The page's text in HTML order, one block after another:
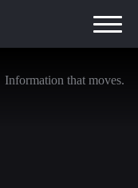
Information that moves.